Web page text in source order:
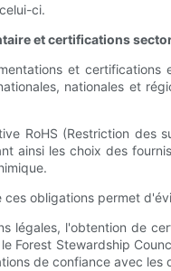
ci.
et certifications
et certifications
nationales et
RoHS (Restriction des
ainsi les choix des
obligations permet
légales, l'obtention de
Forest Stewardship
de confiance avec les